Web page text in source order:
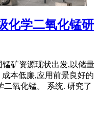
化学二氧化锰研
矿资源现状出发,以储量
本低廉,应用前景良好的
氧化锰。 系统. 研究了